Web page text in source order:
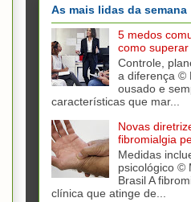
As mais lidas da semana
5 medos
como
Controle,
a diferença ©
ousado e
características que mar...
Novas
fibromialgia
Medidas
psicológico ©
Brasil A
clínica que atinge de...